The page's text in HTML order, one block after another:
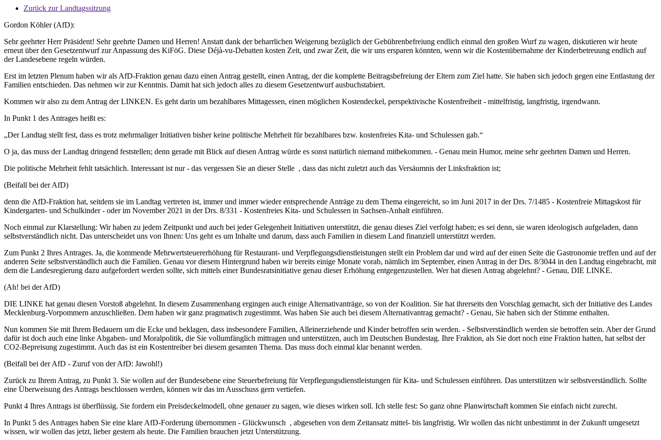
Zurück zur Landtagssitzung
Gordon Köhler (AfD):
Sehr geehrter Herr Präsident! Sehr geehrte Damen und Herren! Anstatt dank der beharrlichen Weigerung bezüglich der Gebührenbefreiung endlich einmal den großen Wurf zu wagen, diskutieren wir heute
erneut über den Gesetzentwurf zur Anpassung des KiFöG. Diese Déjà-vu-Debatten kosten Zeit, und zwar Zeit, die wir uns ersparen könnten, wenn wir die Kostenübernahme der Kinderbetreuung endlich auf
der Landesebene regeln würden.
Erst im letzten Plenum haben wir als AfD-Fraktion genau dazu einen Antrag gestellt, einen Antrag, der die komplette Beitragsbefreiung der Eltern zum Ziel hatte. Sie haben sich jedoch gegen eine Entlastung der
Familien entschieden. Das nehmen wir zur Kenntnis. Damit hat sich jedoch alles zu diesem Gesetzentwurf ausbuchstabiert.
Kommen wir also zu dem Antrag der LINKEN. Es geht darin um bezahlbares Mittagessen, einen möglichen Kostendeckel, perspektivische Kostenfreiheit - mittelfristig, langfristig, irgendwann.
In Punkt 1 des Antrages heißt es:
„Der Landtag stellt fest, dass es trotz mehrmaliger Initiativen bisher keine politische Mehrheit für bezahlbares bzw. kostenfreies Kita- und Schulessen gab.“
O ja, das muss der Landtag dringend feststellen; denn gerade mit Blick auf diesen Antrag würde es sonst natürlich niemand mitbekommen. - Genau mein Humor, meine sehr geehrten Damen und Herren.
Die politische Mehrheit fehlt tatsächlich. Interessant ist nur - das vergessen Sie an dieser Stelle , dass das nicht zuletzt auch das Versäumnis der Linksfraktion ist;
(Beifall bei der AfD)
denn die AfD-Fraktion hat, seitdem sie im Landtag vertreten ist, immer und immer wieder entsprechende Anträge zu dem Thema eingereicht, so im Juni 2017 in der Drs. 7/1485 - Kostenfreie Mittagskost für
Kindergarten- und Schulkinder - oder im November 2021 in der Drs. 8/331 - Kostenfreies Kita- und Schulessen in Sachsen-Anhalt einführen.
Noch einmal zur Klarstellung: Wir haben zu jedem Zeitpunkt und auch bei jeder Gelegenheit Initiativen unterstützt, die genau dieses Ziel verfolgt haben; es sei denn, sie waren ideologisch aufgeladen, dann
selbstverständlich nicht. Das unterscheidet uns von Ihnen: Uns geht es um Inhalte und darum, dass auch Familien in diesem Land finanziell unterstützt werden.
Zum Punkt 2 Ihres Antrages. Ja, die kommende Mehrwertsteuererhöhung für Restaurant- und Verpflegungsdienstleistungen stellt ein Problem dar und wird auf der einen Seite die Gastronomie treffen und auf der
anderen Seite selbstverständlich auch die Familien. Genau vor diesem Hintergrund haben wir bereits einige Monate vorab, nämlich im September, einen Antrag in der Drs. 8/3044 in den Landtag eingebracht, mit
dem die Landesregierung dazu aufgefordert werden sollte, sich mittels einer Bundesratsinitiative genau dieser Erhöhung entgegenzustellen. Wer hat diesen Antrag abgelehnt? - Genau, DIE LINKE.
(Ah! bei der AfD)
DIE LINKE hat genau diesen Vorstoß abgelehnt. In diesem Zusammenhang ergingen auch einige Alternativanträge, so von der Koalition. Sie hat ihrerseits den Vorschlag gemacht, sich der Initiative des Landes
Mecklenburg-Vorpommern anzuschließen. Dem haben wir ganz pragmatisch zugestimmt. Was haben Sie auch bei diesem Alternativantrag gemacht? - Genau, Sie haben sich der Stimme enthalten.
Nun kommen Sie mit Ihrem Bedauern um die Ecke und beklagen, dass insbesondere Familien, Alleinerziehende und Kinder betroffen sein werden. - Selbstverständlich werden sie betroffen sein. Aber der Grund
dafür ist doch auch eine linke Abgaben- und Moralpolitik, die Sie vollumfänglich mittragen und unterstützen, auch im Deutschen Bundestag. Ihre Fraktion, als Sie dort noch eine Fraktion hatten, hat selbst der
CO2-Bepreisung zugestimmt. Auch das ist ein Kostentreiber bei diesem gesamten Thema. Das muss doch einmal klar benannt werden.
(Beifall bei der AfD - Zuruf von der AfD: Jawohl!)
Zurück zu Ihrem Antrag, zu Punkt 3. Sie wollen auf der Bundesebene eine Steuerbefreiung für Verpflegungsdienstleistungen für Kita- und Schulessen einführen. Das unterstützen wir selbstverständlich. Sollte
eine Überweisung des Antrags beschlossen werden, können wir das im Ausschuss gern vertiefen.
Punkt 4 Ihres Antrags ist überflüssig. Sie fordern ein Preisdeckelmodell, ohne genauer zu sagen, wie dieses wirken soll. Ich stelle fest: So ganz ohne Planwirtschaft kommen Sie einfach nicht zurecht.
In Punkt 5 des Antrages haben Sie eine klare AfD-Forderung übernommen - Glückwunsch , abgesehen von dem Zeitansatz mittel- bis langfristig. Wir wollen das nicht unbestimmt in der Zukunft umgesetzt
wissen, wir wollen das jetzt, lieber gestern als heute. Die Familien brauchen jetzt Unterstützung.